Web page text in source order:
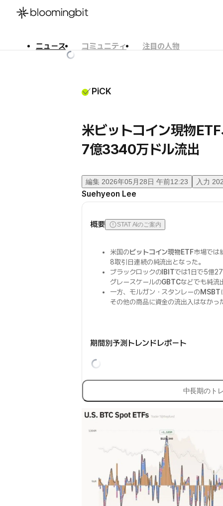
ニュース コミュニティ
注目の人物
PiCK
米ビットコイン現物
7億3340万ドル流出
編集 2026年05月28日 午前12:23 入力
Suehyeon Lee
概要 STAT AIのご案内
米国のビットコイン現物ETF市場では
8取引日連続の純流出となった。
ブラックロックの IBITでは1日で5億
グレースケールのGBTCなどでも純流
一方、モルガン・スタンレーのMSBT
その他の商品に資金の流出入はなかっ
期間別予測トレンドレポート
中長期のト